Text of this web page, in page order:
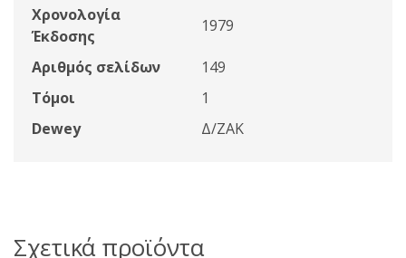
Χρονολογία
Έκδοσης
1979
Αριθμός σελίδων
149
Τόμοι
1
Dewey
Δ/ΖΑΚ
Σχετικά προϊόντα